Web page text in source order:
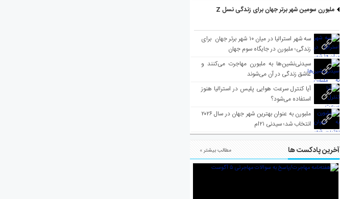
ملبورن سومین شهر برتر جهان برای زندگی نسل Z
سه شهر استرالیا در میان ۱۰ شهر برتر جهان برای
زندگی؛ ملبورن در جایگاه سوم جهان
سیدنی‌نشین‌ها به ملبورن مهاجرت می‌کنند و
عاشق زندگی در آن می‌شوند
آیا کنترل سرعت هوایی پلیس در استرالیا هنوز
استفاده می‌شود؟
ملبورن به عنوان بهترین شهر جهان در سال ۲۰۲۶
انتخاب شد؛ سیدنی ۲۱‌ام
آخرین پادکست ها مطالب بیشتر »